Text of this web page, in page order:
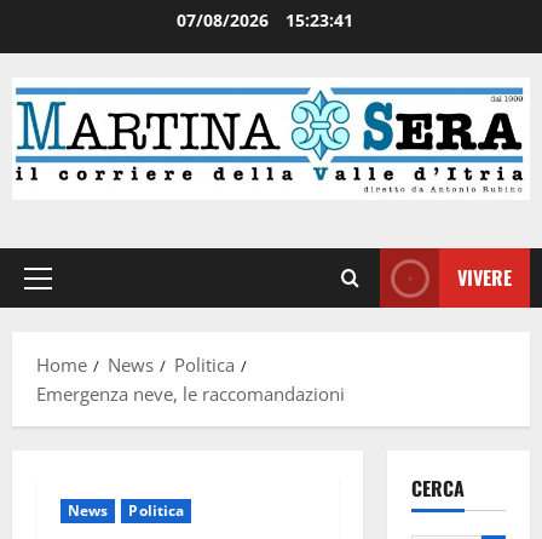
07/08/2026 15:23:41
VIVERE
Home News
Politica
Emergenza neve, le raccomandazioni
News Politica
CERCA